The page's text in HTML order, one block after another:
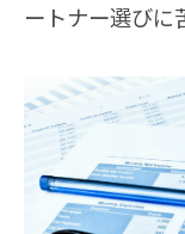
ートナー選びに